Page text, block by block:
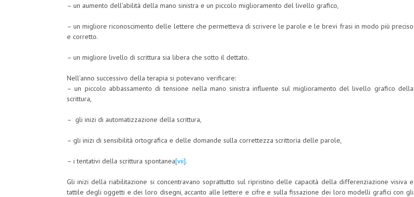
– un aumento dell’abilità della mano sinistra e un piccolo miglioramento del livello grafico,
– un migliore riconoscimento delle lettere che permetteva di scrivere le parole e le brevi frasi in modo più preciso
e corretto.
– un migliore livello di scrittura sia libera che sotto il dettato.
Nell’anno successivo della terapia si potevano verificare:
– un piccolo abbassamento di tensione nella mano sinistra influente sul miglioramento del livello grafico della
scrittura,
– gli inizi di automatizzazione della scrittura,
– gli inizi di sensibilità ortografica e delle domande sulla correttezza scrittoria delle parole,
– i tentativi della scrittura spontanea[vii].
Gli inizi della riabilitazione si concentravano soprattutto sul ripristino delle capacità della differenziazione visiva e
tattile degli oggetti e dei loro disegni, accanto alle lettere e cifre e sulla fissazione dei loro modelli grafici con gli